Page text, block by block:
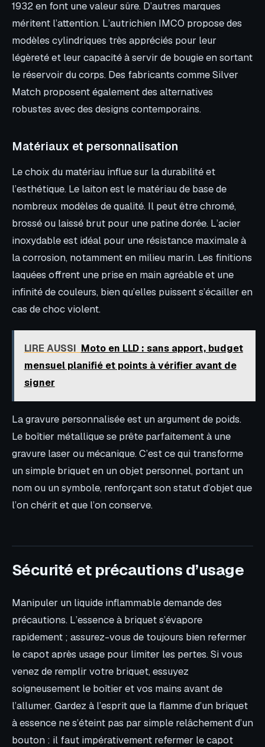
1932 en font une valeur sûre. D’autres marques
méritent l’attention. L’autrichien IMCO propose des
modèles cylindriques très appréciés pour leur
légèreté et leur capacité à servir de bougie en sortant
le réservoir du corps. Des fabricants comme Silver
Match proposent également des alternatives
robustes avec des designs contemporains.
Matériaux et personnalisation
Le choix du matériau influe sur la durabilité et
l’esthétique. Le laiton est le matériau de base de
nombreux modèles de qualité. Il peut être chromé,
brossé ou laissé brut pour une patine dorée. L’acier
inoxydable est idéal pour une résistance maximale à
la corrosion, notamment en milieu marin. Les finitions
laquées offrent une prise en main agréable et une
infinité de couleurs, bien qu’elles puissent s’écailler en
cas de choc violent.
LIRE AUSSI Moto en LLD : sans apport, budget
mensuel planifié et points à vérifier avant de
signer
La gravure personnalisée est un argument de poids.
Le boîtier métallique se prête parfaitement à une
gravure laser ou mécanique. C’est ce qui transforme
un simple briquet en un objet personnel, portant un
nom ou un symbole, renforçant son statut d’objet que
l’on chérit et que l’on conserve.
Sécurité et précautions d’usage
Manipuler un liquide inflammable demande des
précautions. L’essence à briquet s’évapore
rapidement ; assurez-vous de toujours bien refermer
le capot après usage pour limiter les pertes. Si vous
venez de remplir votre briquet, essuyez
soigneusement le boîtier et vos mains avant de
l’allumer. Gardez à l’esprit que la flamme d’un briquet
à essence ne s’éteint pas par simple relâchement d’un
bouton : il faut impérativement refermer le capot